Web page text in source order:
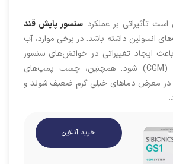
تأثیراتی بر عملکرد سنسور پایش قند
انسولین داشته باشد. در برخی موارد، آب
ایجاد تغییراتی در خوانش‌های سنسور
دیابت سی جی ام (CGM) شود. همچنین، چسب پمپ‌های
معرض دماهای خیلی گرم ضعیف شوند و
خرید آنلاین